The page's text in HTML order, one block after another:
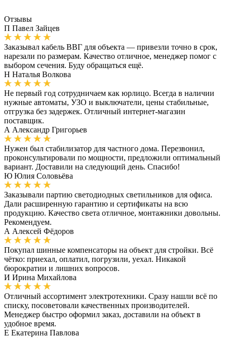
Отзывы
П Павел Зайцев
Заказывал кабель ВВГ для объекта — привезли точно в срок,
нарезали по размерам. Качество отличное, менеджер помог с
выбором сечения. Буду обращаться ещё.
Н Наталья Волкова
Не первый год сотрудничаем как юрлицо. Всегда в наличии
нужные автоматы, УЗО и выключатели, цены стабильные,
отгрузка без задержек. Отличный интернет-магазин
поставщик.
А Александр Григорьев
Нужен был стабилизатор для частного дома. Перезвонил,
проконсультировали по мощности, предложили оптимальный
вариант. Доставили на следующий день. Спасибо!
Ю Юлия Соловьёва
Заказывали партию светодиодных светильников для офиса.
Дали расширенную гарантию и сертификаты на всю
продукцию. Качество света отличное, монтажники довольны.
Рекомендуем.
А Алексей Фёдоров
Покупал шинные компенсаторы на объект для стройки. Всё
чётко: приехал, оплатил, погрузили, уехал. Никакой
бюрократии и лишних вопросов.
И Ирина Михайлова
Отличный ассортимент электротехники. Сразу нашли всё по
списку, посоветовали качественных производителей.
Менеджер быстро оформил заказ, доставили на объект в
удобное время.
Е Екатерина Павлова